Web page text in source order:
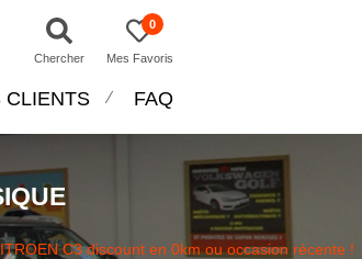
Chercher
0
Mes Favoris
CLIENTS FAQ
C3 discount en 0km ou occasion récente !